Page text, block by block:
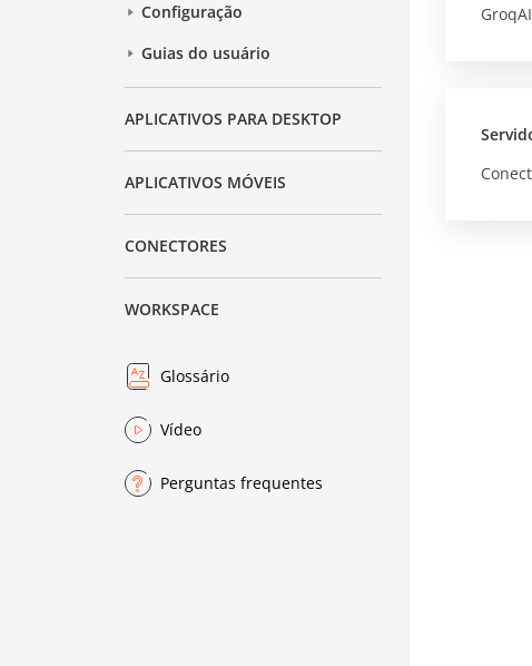
Configuração
Guias do usuário
APLICATIVOS PARA DESKTOP
APLICATIVOS MÓVEIS
CONECTORES
WORKSPACE
Glossário
Vídeo
Perguntas frequentes
GroqAI